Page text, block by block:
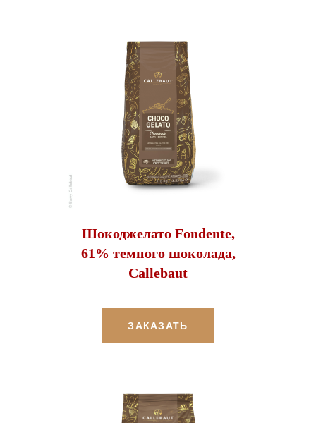
Шокоджелато Fondente,
61% темного шоколада,
Callebaut
ЗАКАЗАТЬ